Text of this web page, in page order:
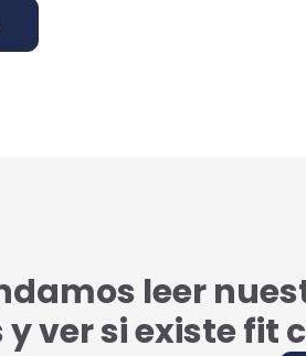
leer
y ver si existe